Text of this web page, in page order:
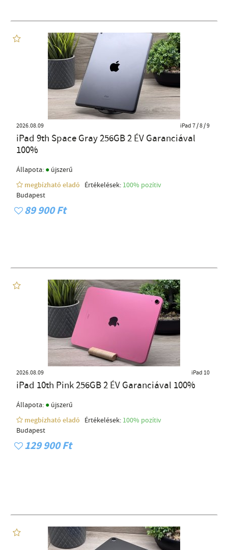
2026.08.09 iPad 7 / 8 / 9
iPad 9th Space Gray 256GB 2 ÉV Garanciával
100%
Állapota: ● újszerű
megbízható eladó
Értékelések: 100% pozítiv
Budapest
89 900 Ft
2026.08.09 iPad 10
iPad 10th Pink 256GB 2 ÉV Garanciával 100%
Állapota: ● újszerű
megbízható eladó
Értékelések: 100% pozítiv
Budapest
129 900 Ft